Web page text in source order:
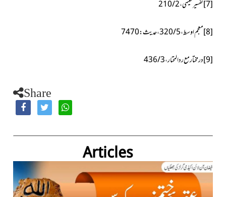
[7]تفسیر نعیمی،2
/
210
[8] معجم اوسط،5
/
320،حدیث:7470
[9]در مختار مع رد المحتار،3/ 436
Share
Articles